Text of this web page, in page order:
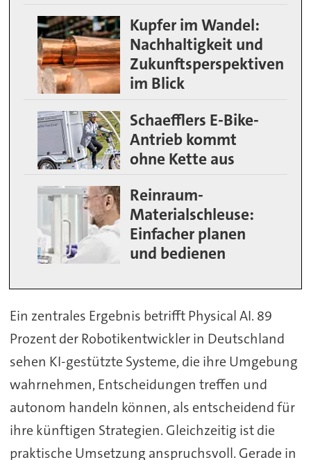
Kupfer im Wandel:
Nachhaltigkeit und
Zukunftsperspektiven
im Blick
Schaefflers E-Bike-
Antrieb kommt
ohne Kette aus
Reinraum-
Materialschleuse:
Einfacher planen
und bedienen
Ein zentrales Ergebnis betrifft Physical AI. 89
Prozent der Robotikentwickler in Deutschland
sehen KI-gestützte Systeme, die ihre Umgebung
wahrnehmen, Entscheidungen treffen und
autonom handeln können, als entscheidend für
ihre künftigen Strategien. Gleichzeitig ist die
praktische Umsetzung anspruchsvoll. Gerade in